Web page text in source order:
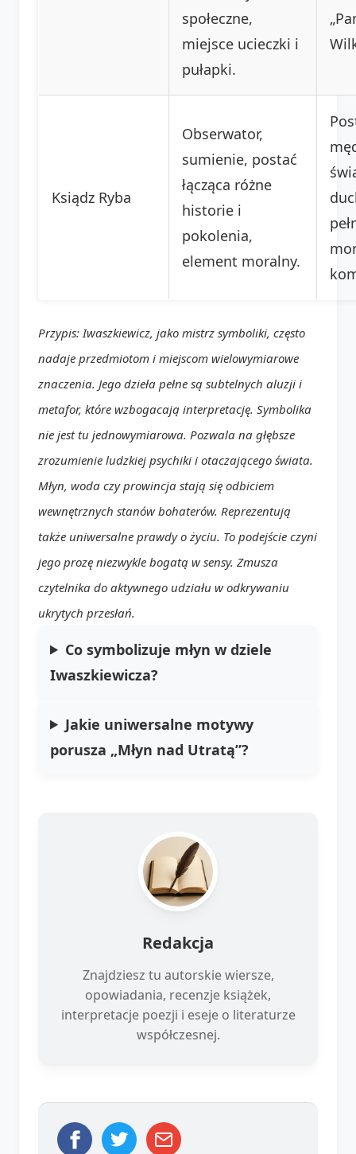
społeczne,
miejsce ucieczki i
pułapki.
Ksiądz Ryba
Obserwator,
sumienie, postać
łącząca różne
historie i
pokolenia,
element moralny.
Przypis: Iwaszkiewicz, jako mistrz symboliki, często
nadaje przedmiotom i miejscom wielowymiarowe
znaczenia. Jego dzieła pełne są subtelnych aluzji i
metafor, które wzbogacają interpretację. Symbolika
nie jest tu jednowymiarowa. Pozwala na głębsze
zrozumienie ludzkiej psychiki i otaczającego świata.
Młyn, woda czy prowincja stają się odbiciem
wewnętrznych stanów bohaterów. Reprezentują
także uniwersalne prawdy o życiu. To podejście czyni
jego prozę niezwykle bogatą w sensy. Zmusza
czytelnika do aktywnego udziału w odkrywaniu
ukrytych przesłań.
Co symbolizuje młyn w dziele
Iwaszkiewicza?
Jakie uniwersalne motywy
porusza „Młyn nad Utratą”?
Redakcja
Znajdziesz tu autorskie wiersze,
opowiadania, recenzje książek,
interpretacje poezji i eseje o literaturze
współczesnej.